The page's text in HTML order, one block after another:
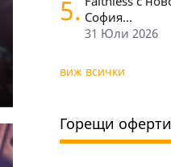
5. София...
31 Юли 2026
виж всички
Горещи оферти